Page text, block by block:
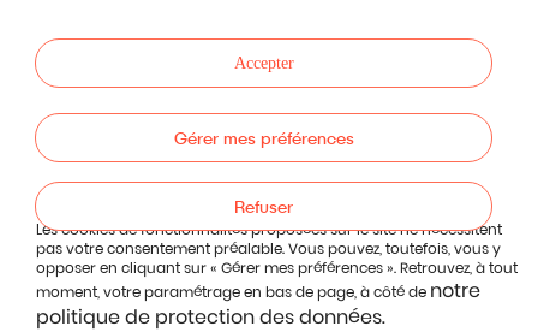
Les cookies de fonctionnalités proposées sur le site ne nécessitent
pas votre consentement préalable. Vous pouvez, toutefois, vous y
opposer en cliquant sur « Gérer mes préférences ». Retrouvez, à tout
moment, votre paramétrage en bas de page, à côté de notre
politique de protection des données.
Refuser
Gérer mes préférences
Accepter